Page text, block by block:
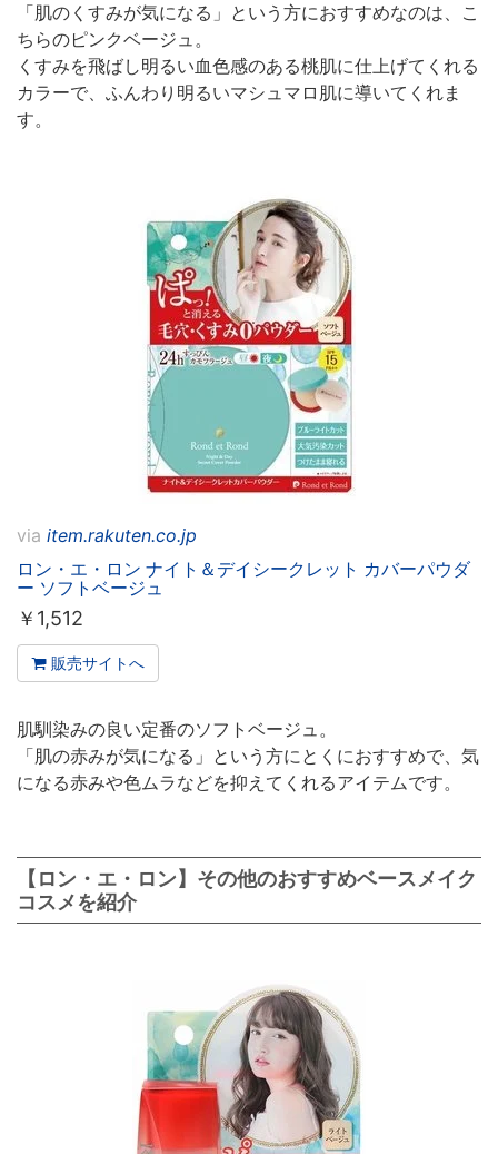
「肌のくすみが気になる」という方におすすめなのは、こ
ちらのピンクベージュ。
くすみを飛ばし明るい血色感のある桃肌に仕上げてくれる
カラーで、ふんわり明るいマシュマロ肌に導いてくれま
す。
via item.rakuten.co.jp
ロン・エ・ロン ナイト＆デイシークレット カバーパウダ
ー ソフトベージュ
￥ 1,512
販売サイトへ
肌馴染みの良い定番のソフトベージュ。
「肌の赤みが気になる」という方にとくにおすすめで、気
になる赤みや色ムラなどを抑えてくれるアイテムです。
【ロン・エ・ロン】その他のおすすめベースメイク
コスメを紹介